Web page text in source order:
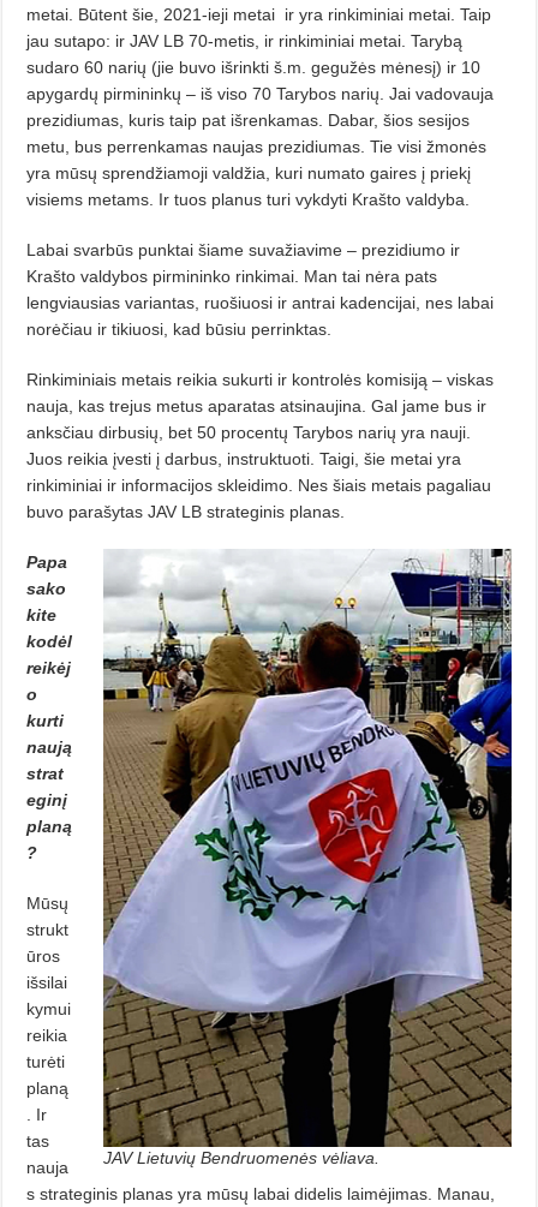
metai. Būtent šie, 2021-ieji metai ir yra rinkiminiai metai. Taip
jau sutapo: ir JAV LB 70-metis, ir rinkiminiai metai. Tarybą
sudaro 60 narių (jie buvo išrinkti š.m. gegužės mėnesį) ir 10
apygardų pirmininkų – iš viso 70 Tarybos narių. Jai vadovauja
prezidiumas, kuris taip pat išrenkamas. Dabar, šios sesijos
metu, bus perrenkamas naujas prezidiumas. Tie visi žmonės
yra mūsų sprendžiamoji valdžia, kuri numato gaires į priekį
visiems metams. Ir tuos planus turi vykdyti Krašto valdyba.
Labai svarbūs punktai šiame suvažiavime – prezidiumo ir
Krašto valdybos pirmininko rinkimai. Man tai nėra pats
lengviausias variantas, ruošiuosi ir antrai kadencijai, nes labai
norėčiau ir tikiuosi, kad būsiu perrinktas.
Rinkiminiais metais reikia sukurti ir kontrolės komisiją – viskas
nauja, kas trejus metus aparatas atsinaujina. Gal jame bus ir
anksčiau dirbusių, bet 50 procentų Tarybos narių yra nauji.
Juos reikia įvesti į darbus, instruktuoti. Taigi, šie metai yra
rinkiminiai ir informacijos skleidimo. Nes šiais metais pagaliau
buvo parašytas JAV LB strateginis planas.
JAV Lietuvių Bendruomenės vėliava.
Papa
sako
kite
kodėl
reikėj
o
kurti
naują
strat
eginį
planą
?
Mūsų
strukt
ūros
išsilai
kymui
reikia
turėti
planą
. Ir
tas
nauja
s strateginis planas yra mūsų labai didelis laimėjimas. Manau,